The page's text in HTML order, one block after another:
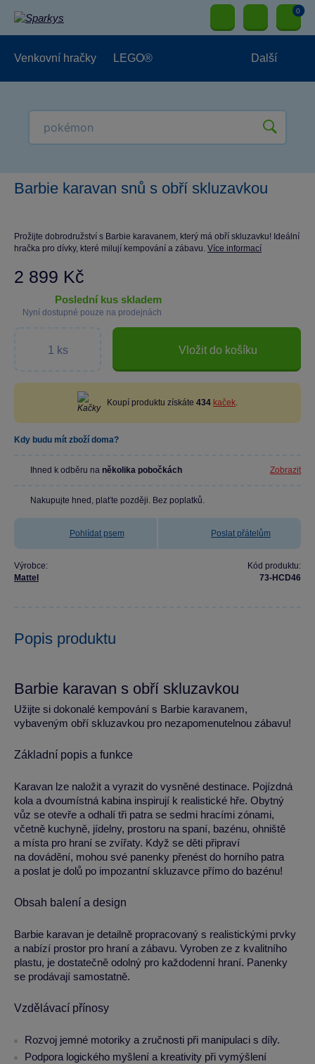
0
Venkovní hračky LEGO® Další
Barbie karavan snů s obří skluzavkou
Prožijte dobrodružství s Barbie karavanem, který má obří skluzavku! Ideální
hračka pro dívky, které milují kempování a zábavu. Více informací
2 899 Kč
poslední kus skladem
Nyní dostupné pouze na prodejnách
Vložit do košíku
Koupí produktu získáte 434 kaček.
Kdy budu mít zboží doma?
Ihned k odběru na několika pobočkách Zobrazit
Nakupujte hned, plaťte později. Bez poplatků.
Pohlídat psem Poslat přátelům
Výrobce:
Mattel
Kód produktu:
73-HCD46
Popis produktu
Barbie karavan s obří skluzavkou
Užijte si dokonalé kempování s Barbie karavanem,
vybaveným obří skluzavkou pro nezapomenutelnou zábavu!
Základní popis a funkce
Karavan lze naložit a vyrazit do vysněné destinace. Pojízdná
kola a dvoumístná kabina inspirují k realistické hře. Obytný
vůz se otevře a odhalí tři patra se sedmi hracími zónami,
včetně kuchyně, jídelny, prostoru na spaní, bazénu, ohniště
a místa pro hraní se zvířaty. Když se děti připraví
na dovádění, mohou své panenky přenést do horního patra
a poslat je dolů po impozantní skluzavce přímo do bazénu!
Obsah balení a design
Barbie karavan je detailně propracovaný s realistickými prvky
a nabízí prostor pro hraní a zábavu. Vyroben ze z kvalitního
plastu, je dostatečně odolný pro každodenní hraní. Panenky
se prodávají samostatně.
Vzdělávací přínosy
Rozvoj jemné motoriky a zručnosti při manipulaci s díly.
Podpora logického myšlení a kreativity při vymýšlení